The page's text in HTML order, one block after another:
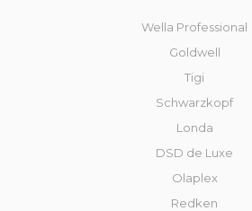
Wella Professional
Goldwell
Tigi
Schwarzkopf
Londa
DSD de Luxe
Olaplex
Redken